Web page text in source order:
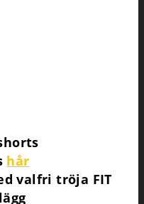
hår
valfri tröja FIT